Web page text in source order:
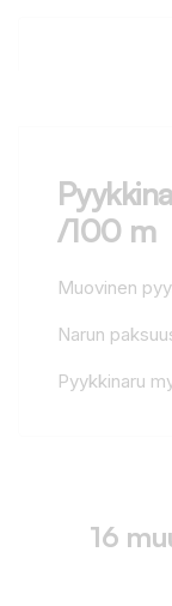
/100 m
Muovinen
Narun
Pyykkinaru
16